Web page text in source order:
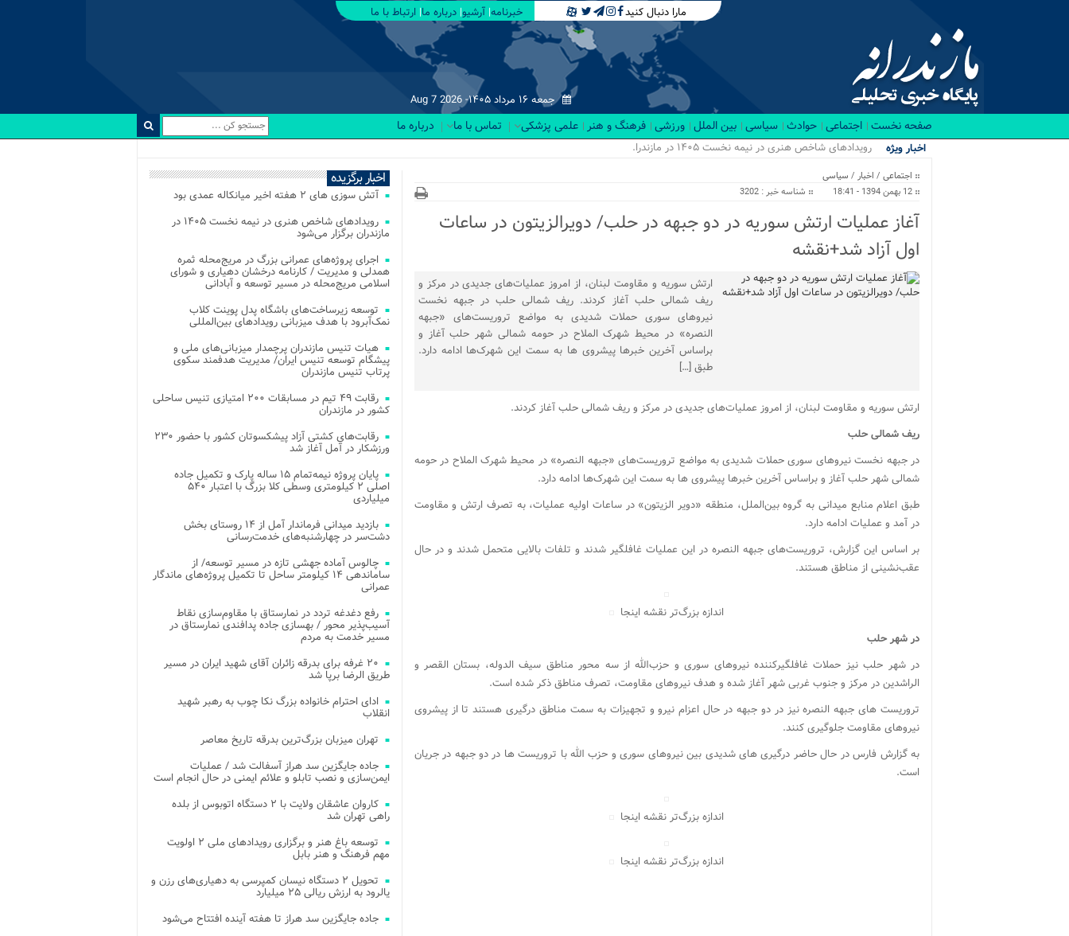
مارا دنبال کنید خبرنامه آرشیو درباره ما ارتباط با ما
جمعه ۱۶ مرداد ۱۴۰۵- Aug 7 2026
صفحه نخست اجتماعی حوادث سیاسی بین الملل ورزشی فرهنگ و هنر علمی پزشکی تماس با ما درباره ما
اخبار ویژه رویدادهای شاخص هنری در نیمه نخست ۱۴۰۵ در مازندران برگزار _
اجتماعی / اخبار / سیاسی
12 بهمن 1394 - 18:41
شناسه خبر : 3202
آغاز عملیات ارتش سوریه در دو جبهه در حلب/ دویرالزیتون در ساعات
اول آزاد شد+نقشه
ارتش سوریه و مقاومت لبنان، از امروز عملیات‌های جدیدی در مرکز و
ریف شمالی حلب آغاز کردند. ریف شمالی حلب در جبهه نخست
نیروهای سوری حملات شدیدی به مواضع تروریست‌های «جبهه
النصره» در محیط شهرک‌ الملاح در حومه شمالی شهر حلب آغاز و
براساس آخرین خبرها پیشروی ها به سمت این شهرک‌ها ادامه دارد.
طبق […]
ارتش سوریه و مقاومت لبنان، از امروز عملیات‌های جدیدی در مرکز و ریف شمالی حلب آغاز کردند.
ریف شمالی حلب
در جبهه نخست نیروهای سوری حملات شدیدی به مواضع تروریست‌های «جبهه النصره» در محیط شهرک‌ الملاح در حومه
شمالی شهر حلب آغاز و براساس آخرین خبرها پیشروی ها به سمت این شهرک‌ها ادامه دارد.
طبق اعلام منابع میدانی به گروه بین‌الملل، منطقه «دویر الزیتون» در ساعات اولیه عملیات، به تصرف ارتش و مقاومت
در آمد و عملیات ادامه دارد.
بر اساس این گزارش، تروریست‌های جبهه النصره در این عملیات غافلگیر شدند و تلفات بالایی متحمل شدند و در حال
عقب‌نشینی از مناطق هستند.
اندازه بزرگ‌تر نقشه اینجا
در شهر حلب
در شهر حلب نیز حملات غافلگیرکننده نیروهای سوری و حزب‌الله از سه محور مناطق سیف الدوله، بستان القصر و
الراشدین در مرکز و جنوب غربی شهر آغاز شده و هدف نیروهای مقاومت، تصرف مناطق ذکر شده است.
تروریست های جبهه النصره نیز در دو جبهه در حال اعزام نیرو و تجهیزات به سمت مناطق درگیری هستند تا از پیشروی
نیروهای مقاومت جلوگیری کنند.
به گزارش فارس در حال حاضر درگیری های شدیدی بین نیروهای سوری و حزب الله با تروریست ها در دو جبهه در جریان
است.
اندازه بزرگ‌تر نقشه اینجا
اندازه بزرگ‌تر نقشه اینجا
اخبار برگزیده
آتش‌ سوزی‌ های ۲ هفته اخیر میانکاله عمدی بود
رویدادهای شاخص هنری در نیمه نخست ۱۴۰۵ در
مازندران برگزار می‌شود
اجرای پروژه‌های عمرانی بزرگ در مریج‌محله ثمره
همدلی و مدیریت / کارنامه درخشان دهیاری و شورای
اسلامی مریج‌محله در مسیر توسعه و آبادانی
توسعه زیرساخت‌های باشگاه پدل پوینت کلاب
نمک‌آبرود با هدف میزبانی رویدادهای بین‌المللی
هیات تنیس مازندران پرچمدار میزبانی‌های ملی و
پیشگام توسعه تنیس ایران/ مدیریت هدفمند سکوی
پرتاب تنیس مازندران
رقابت ۴۹ تیم در مسابقات ۲۰۰ امتیازی تنیس ساحلی
کشور در مازندران
رقابت‌های کشتی آزاد پیشکسوتان کشور با حضور ۲۳۰
ورزشکار در آمل آغاز شد
پایان پروژه نیمه‌تمام ۱۵ ساله پارک و تکمیل جاده
اصلی ۲ کیلومتری وسطی کلا بزرگ با اعتبار ۵۴۰
میلیاردی
بازدید میدانی فرماندار آمل از ۱۴ روستای بخش
دشت‌سر در چهارشنبه‌های خدمت‌رسانی
چالوس آماده جهشی تازه در مسیر توسعه/ از
ساماندهی ۱۴ کیلومتر ساحل تا تکمیل پروژه‌های ماندگار
عمرانی
رفع دغدغه تردد در نمارستاق با مقاوم‌سازی نقاط
آسیب‌پذیر محور / بهسازی جاده پدافندی نمارستاق در
مسیر خدمت به مردم
۲۰ غرفه برای بدرقه زائران آقای شهید ایران در مسیر
طریق الرضا برپا شد
ادای احترام خانواده بزرگ نکا چوب به رهبر شهید
انقلاب
تهران میزبان بزرگ‌ترین بدرقه تاریخ معاصر
جاده جایگزین سد هراز آسفالت شد / عملیات
ایمن‌سازی و نصب تابلو و علائم ایمنی در حال انجام است
کاروان عاشقان ولایت با ۲ دستگاه اتوبوس از بلده
راهی تهران شد
توسعه باغ هنر و برگزاری رویدادهای ملی ۲ اولویت
مهم فرهنگ و هنر بابل
تحویل ۲ دستگاه نیسان کمپرسی به دهیاری‌های رزن و
یالرود به ارزش ریالی ۲۵ میلیارد
جاده جایگزین سد هراز تا هفته آینده افتتاح می‌شود